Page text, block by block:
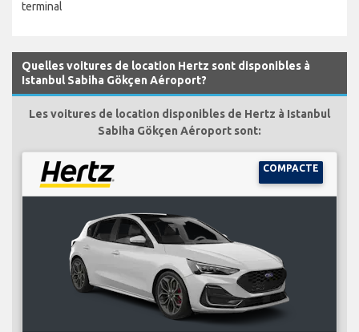
terminal
Quelles voitures de location Hertz sont disponibles à
Istanbul Sabiha Gökçen Aéroport?
Les voitures de location disponibles de Hertz à Istanbul
Sabiha Gökçen Aéroport sont:
COMPACTE